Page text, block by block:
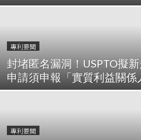
專利要聞
封堵匿名漏洞！USPTO擬
申請須申報「實質利益關係
專利要聞